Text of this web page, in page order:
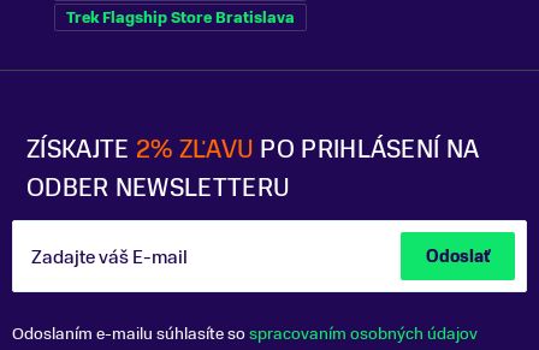
ZÍSKAJTE 2% ZĽAVU PO PRIHLÁSENÍ NA
ODBER NEWSLETTERU
Zadajte váš E-mail Odoslať
Odoslaním e-mailu súhlasíte sospracovaním osobných údajov
Trek Flagship Store Bratislava